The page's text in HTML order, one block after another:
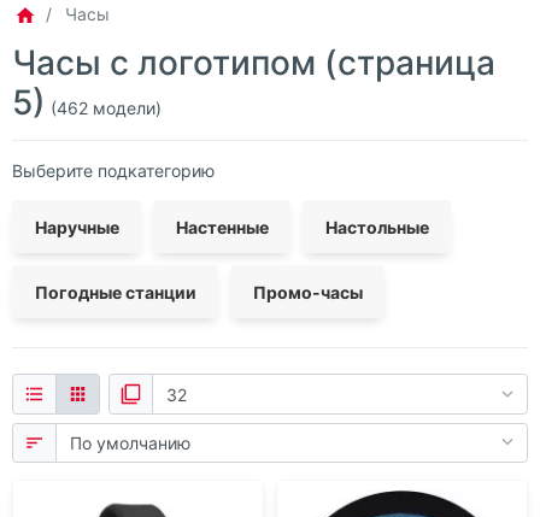
Винил
Металл
Часы
Часы с логотипом (страница
5) (462 модели)
Выберите подкатегорию
Наручные Настенные Настольные
Погодные станции Промо-часы